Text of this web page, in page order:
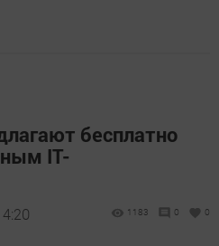
бесплатно
IT-
1183 0 0